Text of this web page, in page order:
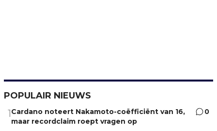
POPULAIR NIEUWS
1Cardano noteert Nakamoto-coëfficiënt van 16,
maar recordclaim roept vragen op
0